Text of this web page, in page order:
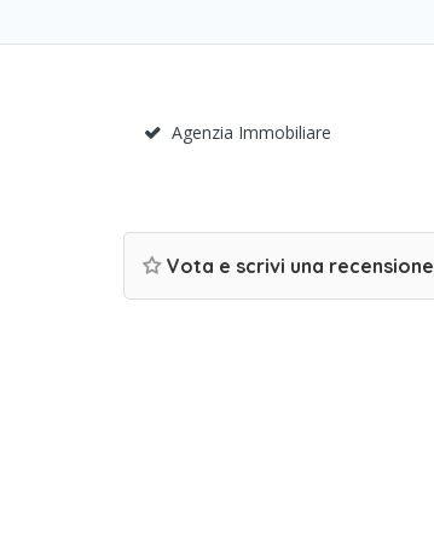
Agenzia Immobiliare
Vota e scrivi una recensione